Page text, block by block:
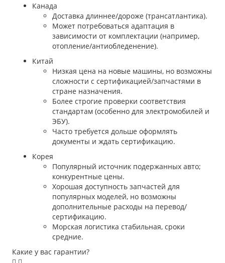
Канада
Доставка длиннее/дороже (трансатлантика).
Может потребоваться адаптация в
зависимости от комплектации (например,
отопление/антиобледенение).
Китай
Низкая цена на новые машины, но возможны
сложности с сертификацией/запчастями в
стране назначения.
Более строгие проверки соответствия
стандартам (особенно для электромобилей и
ЭБУ).
Часто требуется дольше оформлять
документы и ждать сертификацию.
Корея
Популярный источник подержанных авто;
конкурентные цены.
Хорошая доступность запчастей для
популярных моделей, но возможны
дополнительные расходы на перевод/
сертификацию.
Морская логистика стабильная, сроки
средние.
Какие у вас гарантии?